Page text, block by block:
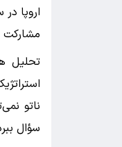
اروپا
مشارکت
تحلیل
ناتو
سؤال